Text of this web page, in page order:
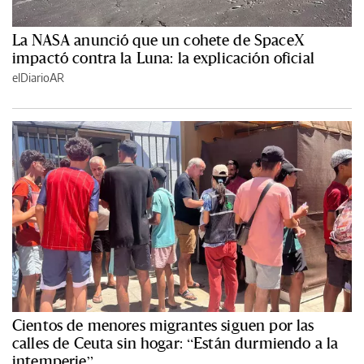
La NASA anunció que un cohete de SpaceX
impactó contra la Luna: la explicación oficial
elDiarioAR
Cientos de menores migrantes siguen por las
calles de Ceuta sin hogar: “Están durmiendo a la